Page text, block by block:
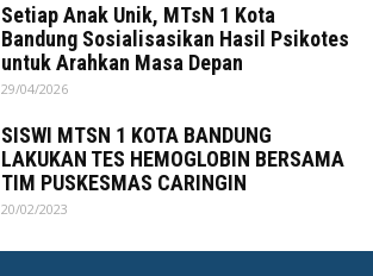
Setiap Anak Unik, MTsN 1 Kota
Bandung Sosialisasikan Hasil Psikotes
untuk Arahkan Masa Depan
29/04/2026
SISWI MTSN 1 KOTA BANDUNG
LAKUKAN TES HEMOGLOBIN BERSAMA
TIM PUSKESMAS CARINGIN
20/02/2023